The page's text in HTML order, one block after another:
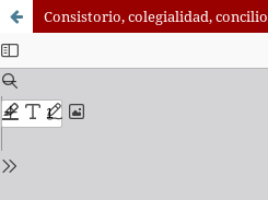
Consistorio, colegialidad, concilio